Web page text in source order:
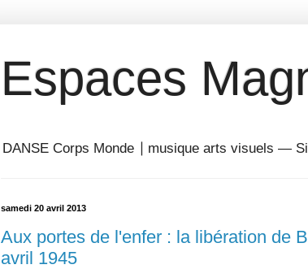
Espaces
DANSE Corps Monde ⎥ musique arts visuels —
samedi 20 avril 2013
Aux portes de l'enfer : la libération de
avril 1945